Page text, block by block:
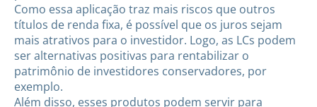
Como essa aplicação traz mais riscos que outros
títulos de renda fixa, é possível que os juros sejam
mais atrativos para o investidor. Logo, as LCs podem
ser alternativas positivas para rentabilizar o
patrimônio de investidores conservadores, por
exemplo.
Além disso, esses produtos podem servir para